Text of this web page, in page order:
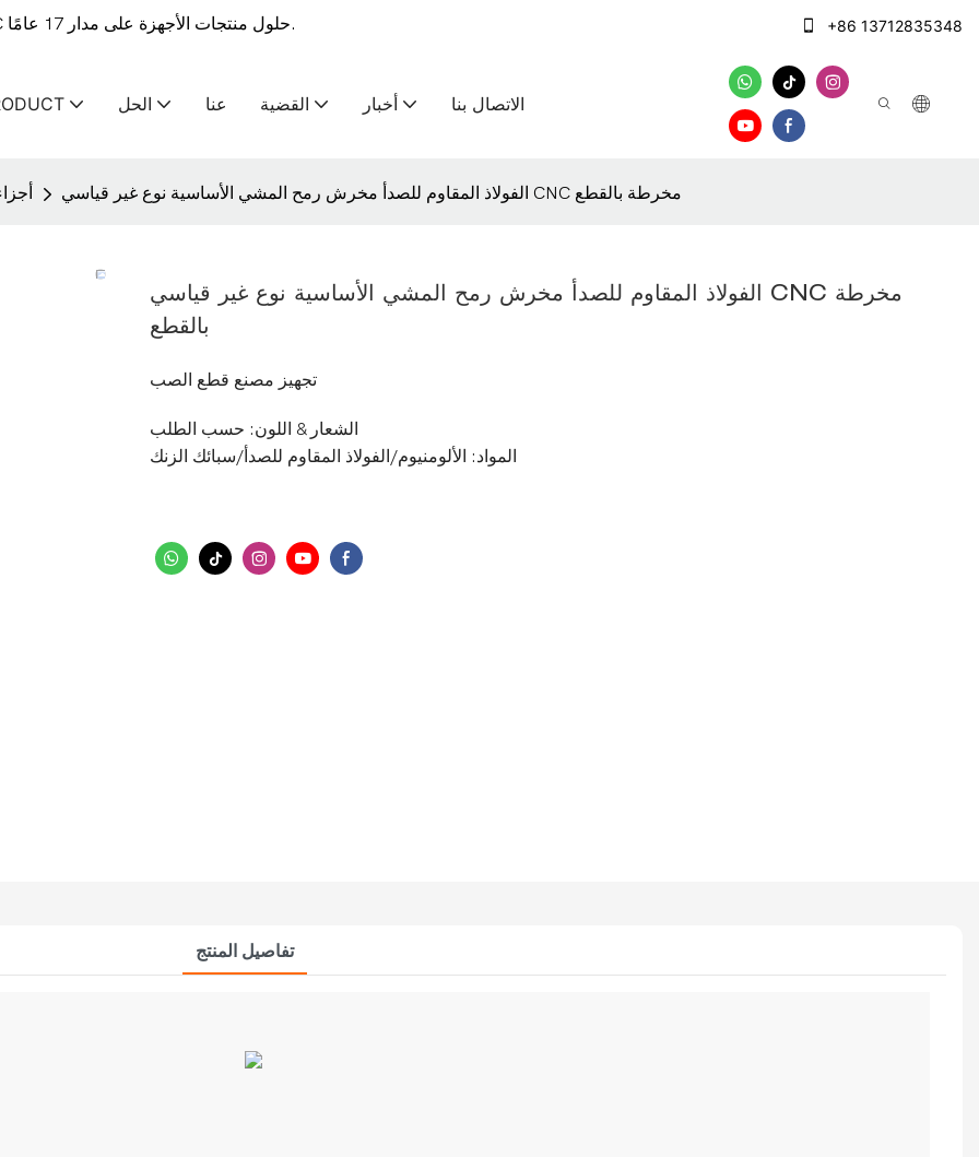
ينغشانغ-OEM & توفر الشركة المصنعة لخدمات التصنيع ODM CNC حلول منتجات الأجهزة على مدار 17 عامًا. +86 13712835348
الحل عنا القضية أخبار الاتصال بنا
الفولاذ المقاوم للصدأ مخرش رمح المشي الأساسية نوع غير قياسي CNC مخرطة بالقطع
الفولاذ المقاوم للصدأ مخرش رمح المشي الأساسية نوع غير قياسي CNC مخرطة
بالقطع
تجهيز مصنع قطع الصب
الشعار & اللون: حسب الطلب
المواد: الألومنيوم/الفولاذ المقاوم للصدأ/سبائك الزنك
تفاصيل المنتج